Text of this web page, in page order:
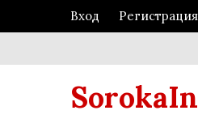
Вход Регистрация